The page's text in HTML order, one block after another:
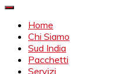
Autista in India, Viaggi Su
in Nord India, Viaggio in
Sud, Noleggio di auto con
viaggio in india con guida,
agenzia viaggi in nord india,
Home
Chi Siamo
Sud India
Pacchetti
Servizi